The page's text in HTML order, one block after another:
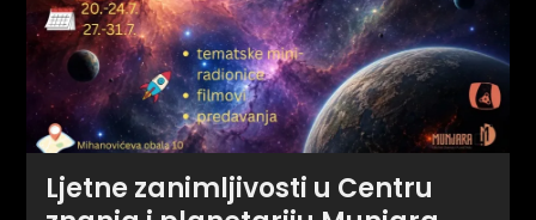
Ljetne zanimljivosti u Centru